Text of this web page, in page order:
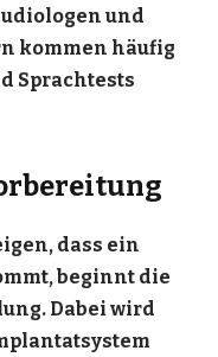
und
kommen häufig
Sprachtests
dass ein
beginnt die
Dabei wird